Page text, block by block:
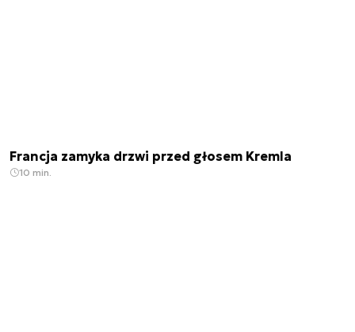
Francja zamyka drzwi przed głosem Kremla
10 min.